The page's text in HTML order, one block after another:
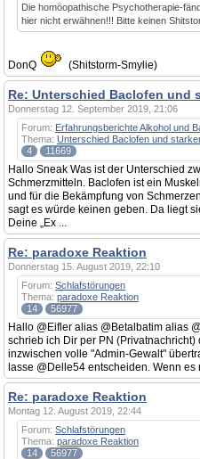
Die homöopathische Psychotherapie-
hier nicht erwähnen!!! Bitte keinen
DonQ (Shitstorm-Smylie)
Re: Unterschied Baclofen und
Donnerstag 12. September 2019, 21:06
Forum: Erfahrungsberichte Alkohol und
Thema: Unterschied Baclofen und
4
11669
Hallo Sneak Was ist der Unterschied
Schmerzmitteln. Baclofen ist ein
und für die Bekämpfung von
sagt es würde keinen geben. Da liegt
Deine „Ex ...
Re: paradoxe Reaktion
Donnerstag 15. August 2019, 22:10
Forum: Schlafstörungen
Thema: paradoxe Reaktion
14
56977
Hallo @Eifler alias @Betalbatim alias
schrieb ich Dir per PN
inzwischen volle "Admin-Gewalt"
lasse @Delle54 entscheiden. Wenn
Re: paradoxe Reaktion
Montag 12. August 2019, 22:44
Forum: Schlafstörungen
Thema: paradoxe Reaktion
14
56977